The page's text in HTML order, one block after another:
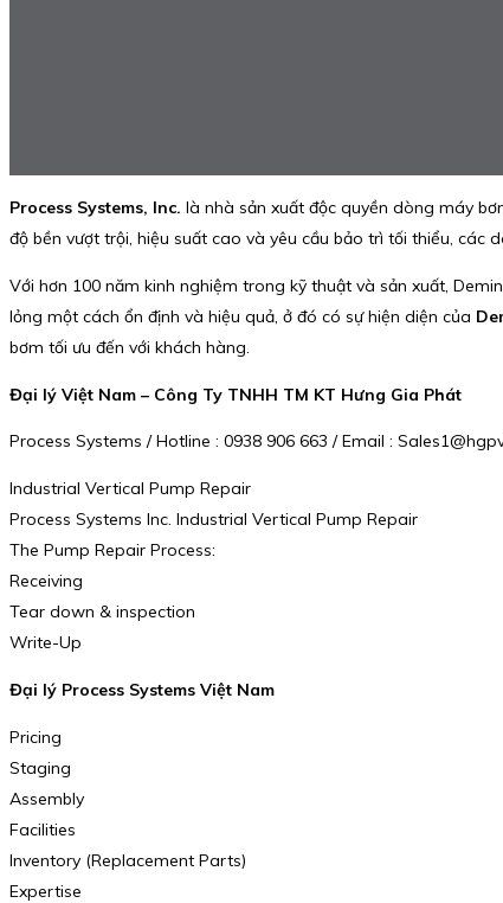
Process Systems, Inc. là nhà sản xuất độc quyền dòng máy
độ bền vượt trội, hiệu suất cao và yêu cầu bảo trì tối thiểu, các
Với hơn 100 năm kinh nghiệm trong kỹ thuật và sản xuất,
lỏng một cách ổn định và hiệu quả, ở đó có sự hiện diện của
bơm tối ưu đến với khách hàng.
Đại lý Việt Nam – Công Ty TNHH TM KT Hưng Gia Phát
Process Systems / Hotline : 0938 906 663 / Email :
Industrial Vertical Pump Repair
Process Systems Inc. Industrial Vertical Pump Repair
The Pump Repair Process:
Receiving
Tear down & inspection
Write-Up
Đại lý Process Systems Việt Nam
Pricing
Staging
Assembly
Facilities
Inventory (Replacement Parts)
Expertise